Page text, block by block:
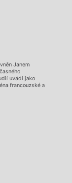
Janem
uvádí jako
francouzské a